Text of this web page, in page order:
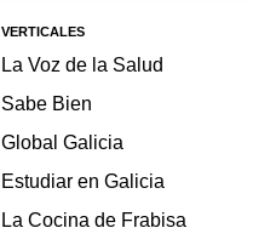
VERTICALES
La Voz de la Salud
Sabe Bien
Global Galicia
Estudiar en Galicia
La Cocina de Frabisa